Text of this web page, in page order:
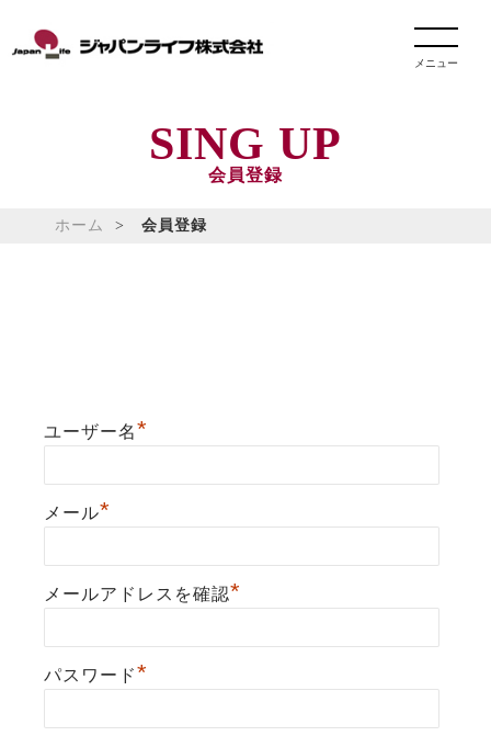
メニュー
SING UP
会員登録
ホーム 会員登録
ユーザー名*
メール*
メールアドレスを確認*
パスワード*